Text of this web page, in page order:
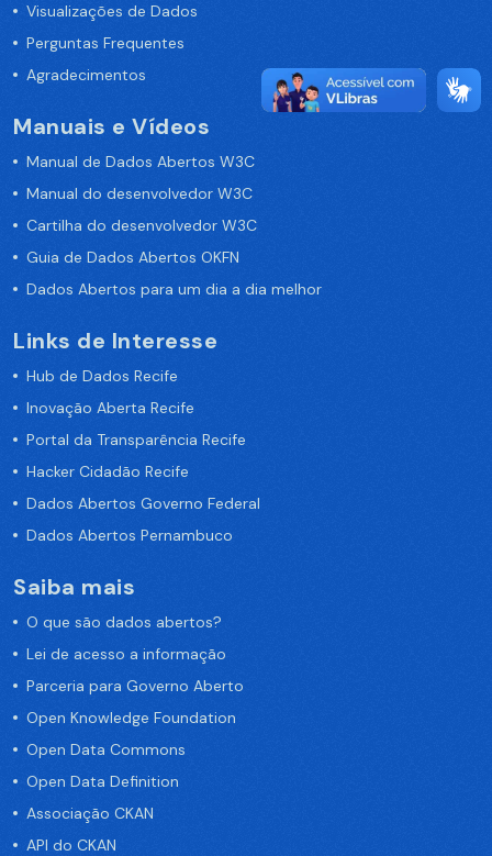
Visualizações de Dados
Perguntas Frequentes
Agradecimentos
Manuais e Vídeos
Manual de Dados Abertos W3C
Manual do desenvolvedor W3C
Cartilha do desenvolvedor W3C
Guia de Dados Abertos OKFN
Dados Abertos para um dia a dia melhor
Links de Interesse
Hub de Dados Recife
Inovação Aberta Recife
Portal da Transparência Recife
Hacker Cidadão Recife
Dados Abertos Governo Federal
Dados Abertos Pernambuco
Saiba mais
O que são dados abertos?
Lei de acesso a informação
Parceria para Governo Aberto
Open Knowledge Foundation
Open Data Commons
Open Data Definition
Associação CKAN
API do CKAN